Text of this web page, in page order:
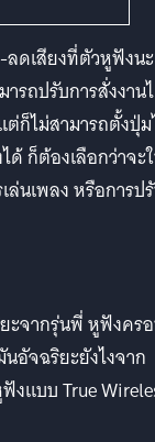
ลดเสียงที่ตัวหูฟังนะ
รถปรับการสั่งงาน
ต่ก็ไม่สามารถตั้งปุ่
ด้ ก็ต้องเลือกว่าจะ
ล่นเพลง หรือการป
ะจากรุ่นพี่ หูฟังคร
อัจฉริยะยังไงจาก
งแบบ True